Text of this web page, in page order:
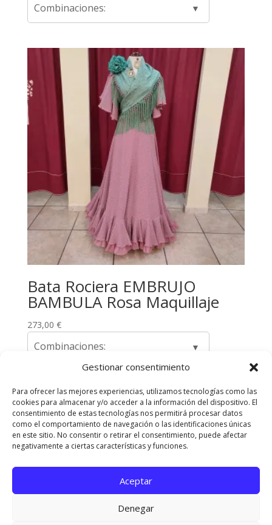
Gestionar consentimiento
Para ofrecer las mejores experiencias, utilizamos tecnologías como las
cookies para almacenar y/o acceder a la información del dispositivo. El
consentimiento de estas tecnologías nos permitirá procesar datos
como el comportamiento de navegación o las identificaciones únicas
en este sitio. No consentir o retirar el consentimiento, puede afectar
negativamente a ciertas características y funciones.
Aceptar
Denegar
Combinaciones:
Bata Rociera EMBRUJO
BAMBULA Rosa Maquillaje
273,00 €
Combinaciones:
Envíos y Devoluciones
Quienes somos
Contacta con nosotros
Política de privacidad
Políticas de Cookies
Aviso Legal
Elegant Themes